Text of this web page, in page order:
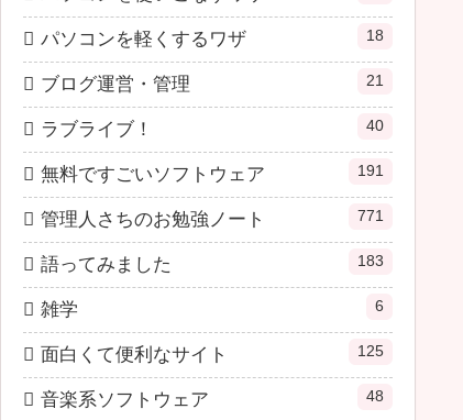
パソコンを軽くするワザ 18
ブログ運営・管理 21
ラブライブ！ 40
無料ですごいソフトウェア 191
管理人さちのお勉強ノート 771
語ってみました 183
雑学 6
面白くて便利なサイト 125
音楽系ソフトウェア 48